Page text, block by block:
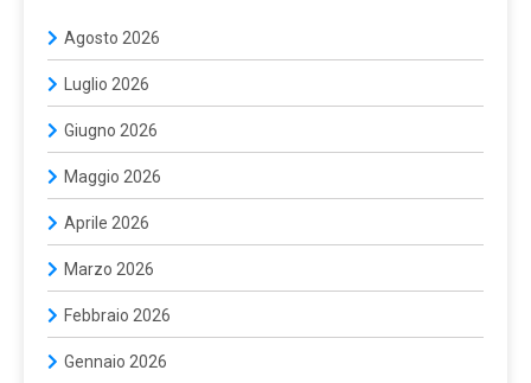
Agosto 2026
Luglio 2026
Giugno 2026
Maggio 2026
Aprile 2026
Marzo 2026
Febbraio 2026
Gennaio 2026